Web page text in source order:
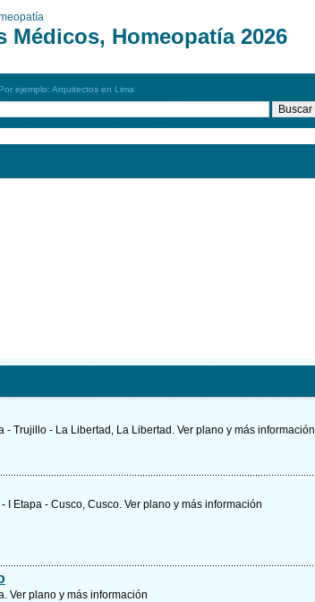
Médicos, Homeopatía 2026
Por ejemplo: Arquitectos en Lima
- Trujillo - La Libertad, La Libertad. Ver plano y más información
I Etapa - Cusco, Cusco. Ver plano y más información
Ver plano y más información